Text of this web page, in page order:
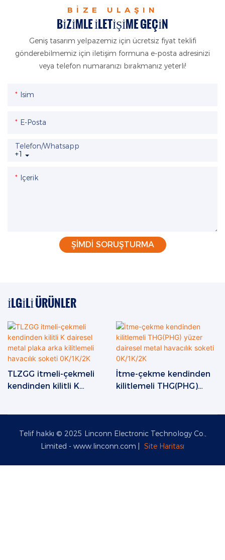
BIZE ULAŞIN
BIZIMLE ILETIŞIME GEÇIN
Geniş tasarım yelpazemiz için ücretsiz fiyat teklifi
gönderebilmemiz için iletişim formuna e-posta adresinizi
veya telefon numaranızı bırakmanız yeterli!
Isim
E-Posta
+1
Telefon/whatsapp
Içerik
ŞIMDI SORUŞTURMA
İLGILI ÜRÜNLER
TLZGG itmeli-çekmeli
kendinden kilitli K
İtme-çekme kendinden
kilitlemeli THG(PHG)
Telif hakkı © 2025 Linconn Electronic Technology Co.,
Limited - www.linconn.com Site Haritası